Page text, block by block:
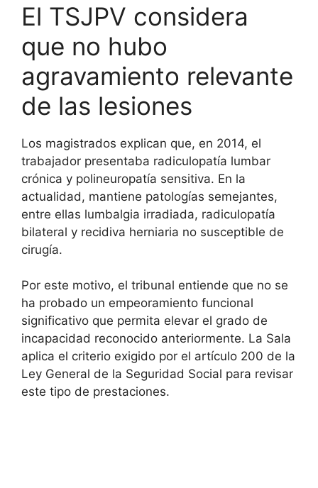
El TSJPV considera
que no hubo
agravamiento relevante
de las lesiones
Los magistrados explican que, en 2014, el
trabajador presentaba radiculopatía lumbar
crónica y polineuropatía sensitiva. En la
actualidad, mantiene patologías semejantes,
entre ellas lumbalgia irradiada, radiculopatía
bilateral y recidiva herniaria no susceptible de
cirugía.
Por este motivo, el tribunal entiende que no se
ha probado un empeoramiento funcional
significativo que permita elevar el grado de
incapacidad reconocido anteriormente. La Sala
aplica el criterio exigido por el artículo 200 de la
Ley General de la Seguridad Social para revisar
este tipo de prestaciones.